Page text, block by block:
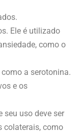
Ele é utilizado
como o
a serotonina.
e os
seu uso deve ser
colaterais, como